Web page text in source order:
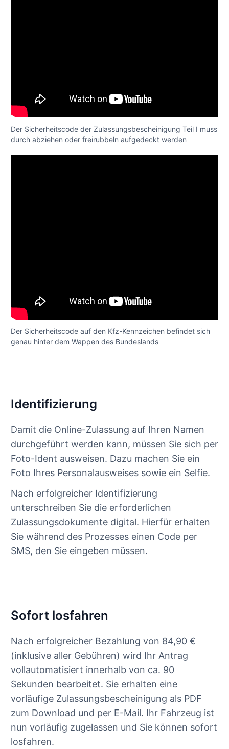
Der Sicherheitscode der Zulassungsbescheinigung Teil I muss
durch abziehen oder freirubbeln aufgedeckt werden
Der Sicherheitscode auf den Kfz-Kennzeichen befindet sich
genau hinter dem Wappen des Bundeslands
Identifizierung
Damit die Online-Zulassung auf Ihren Namen
durchgeführt werden kann, müssen Sie sich per
Foto-Ident ausweisen. Dazu machen Sie ein
Foto Ihres Personalausweises sowie ein Selfie.
Nach erfolgreicher Identifizierung
unterschreiben Sie die erforderlichen
Zulassungsdokumente digital. Hierfür erhalten
Sie während des Prozesses einen Code per
SMS, den Sie eingeben müssen.
Sofort losfahren
Nach erfolgreicher Bezahlung von 84,90 €
(inklusive aller Gebühren) wird Ihr Antrag
vollautomatisiert innerhalb von ca. 90
Sekunden bearbeitet. Sie erhalten eine
vorläufige Zulassungsbescheinigung als PDF
zum Download und per E-Mail. Ihr Fahrzeug ist
nun vorläufig zugelassen und Sie können sofort
losfahren.